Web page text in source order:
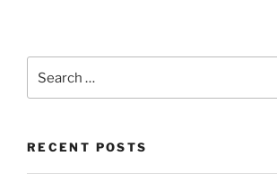
for:
RECENT POSTS